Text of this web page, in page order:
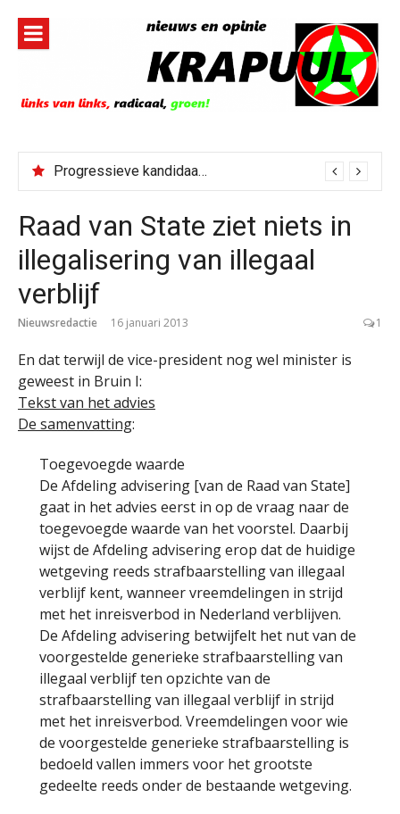
inhoud
Progressieve kandidaat El-Sayed senaatskandidaat Michigan
Raad van State ziet niets in
illegalisering van illegaal
verblijf
Nieuwsredactie 16 januari 2013 1
En dat terwijl de vice-president nog wel minister is
geweest in Bruin I:
Tekst van het advies
De samenvatting:
Toegevoegde waarde
De Afdeling advisering [van de Raad van State]
gaat in het advies eerst in op de vraag naar de
toegevoegde waarde van het voorstel. Daarbij
wijst de Afdeling advisering erop dat de huidige
wetgeving reeds strafbaarstelling van illegaal
verblijf kent, wanneer vreemdelingen in strijd
met het inreisverbod in Nederland verblijven.
De Afdeling advisering betwijfelt het nut van de
voorgestelde generieke strafbaarstelling van
illegaal verblijf ten opzichte van de
strafbaarstelling van illegaal verblijf in strijd
met het inreisverbod. Vreemdelingen voor wie
de voorgestelde generieke strafbaarstelling is
bedoeld vallen immers voor het grootste
gedeelte reeds onder de bestaande wetgeving.